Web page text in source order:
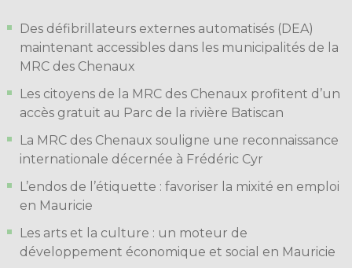
Des défibrillateurs externes automatisés (DEA)
maintenant accessibles dans les municipalités de la
MRC des Chenaux
Les citoyens de la MRC des Chenaux profitent d’un
accès gratuit au Parc de la rivière Batiscan
La MRC des Chenaux souligne une reconnaissance
internationale décernée à Frédéric Cyr
L’endos de l’étiquette : favoriser la mixité en emploi
en Mauricie
Les arts et la culture : un moteur de
développement économique et social en Mauricie